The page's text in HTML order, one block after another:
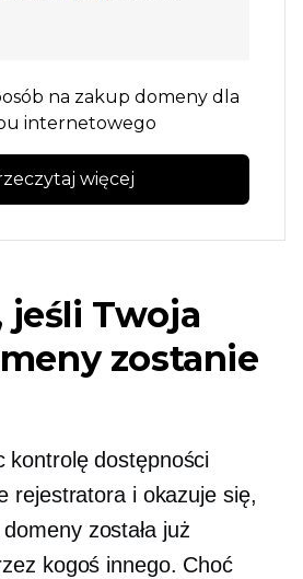
na zakup domeny dla
internetowego
więcej
jeśli Twoja
zostanie
kontrolę dostępności
rejestratora i okazuje się,
została już
kogoś innego. Choć